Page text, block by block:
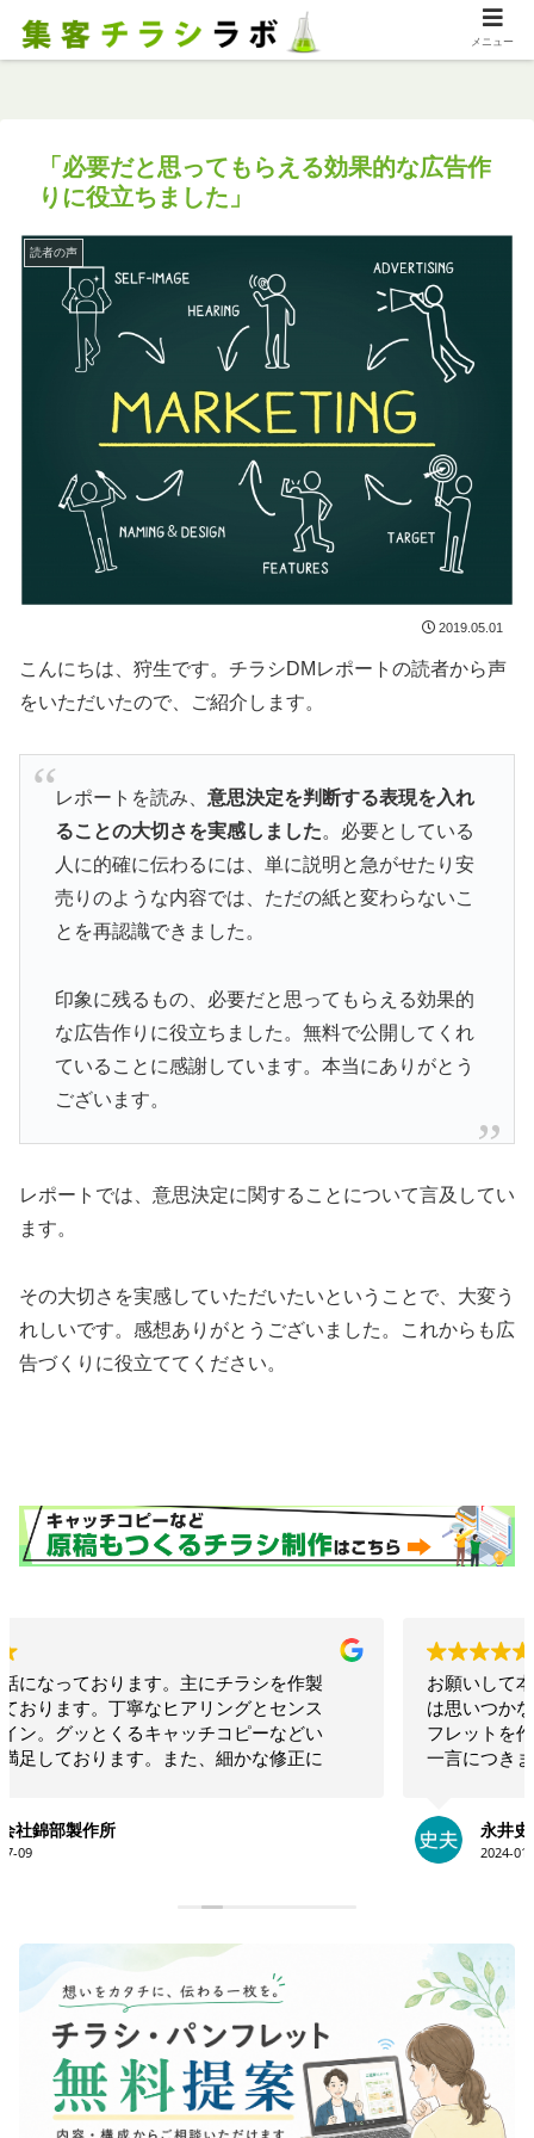
「必要だと思ってもらえる効果的な広告作
りに役立ちました」
読者の声
2019.05.01
こんにちは、狩生です。チラシDMレポートの読者から声
をいただいたので、ご紹介します。
レポートを読み、 意思決定を判断する表現を入れ
ることの大切さを実感しました。必要としている
人に的確に伝わるには、単に説明と急がせたり安
売りのような内容では、ただの紙と変わらないこ
とを再認識できました。
印象に残るもの、必要だと思ってもらえる効果的
な広告作りに役立ちました。無料で公開してくれ
ていることに感謝しています。本当にありがとう
ございます。
レポートでは、意思決定に関することについて言及してい
ます。
その大切さを実感していただいたいということで、大変う
れしいです。感想ありがとうございました。これからも広
告づくりに役立ててください。
お願いして本当に良かった！！相談したらこちらで
は思いつかないような構成でインパクトのあるリー
フレットを作ってくださいました！！素晴らしいの
一言につきます！！今後も何かの時にお願いしたい
メニュー